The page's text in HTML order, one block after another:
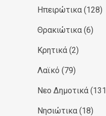
Ηπειρώτικα (128)
Θρακιώτικα (6)
Κρητικά (2)
Λαϊκό (79)
Νεο Δημοτικά
Νησιώτικα (18)